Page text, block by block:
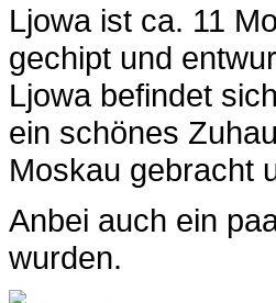
Ljowa ist ca. 11
gechipt und
Ljowa befindet
ein schönes
Moskau gebracht
Anbei auch ein
wurden.